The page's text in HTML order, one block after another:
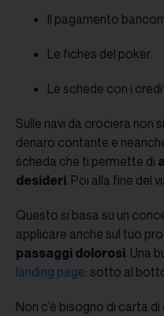
Il pagamento
Le fiches del poker.
Le schede con i
Sulle navi da crociera non
denaro contante e
scheda che ti permette di
desideri. Poi alla fine del
Questo si basa su un
applicare anche sul tuo
passaggi dolorosi. Una
landing page: sotto al
Non c’è bisogno di carta